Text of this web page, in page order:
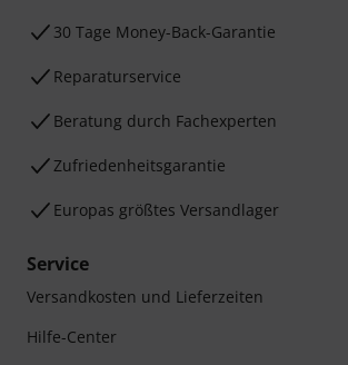
30 Tage Money-Back-Garantie
Reparaturservice
Beratung durch Fachexperten
Zufriedenheitsgarantie
Europas größtes Versandlager
Service
Versandkosten und Lieferzeiten
Hilfe-Center